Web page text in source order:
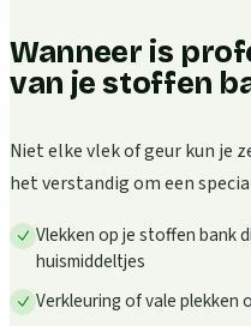
Wanneer is
van je stoffen
Niet elke vlek of geur kun je
het verstandig om een
Vlekken op je stoffen bank
huismiddeltjes
Verkleuring of vale plekken